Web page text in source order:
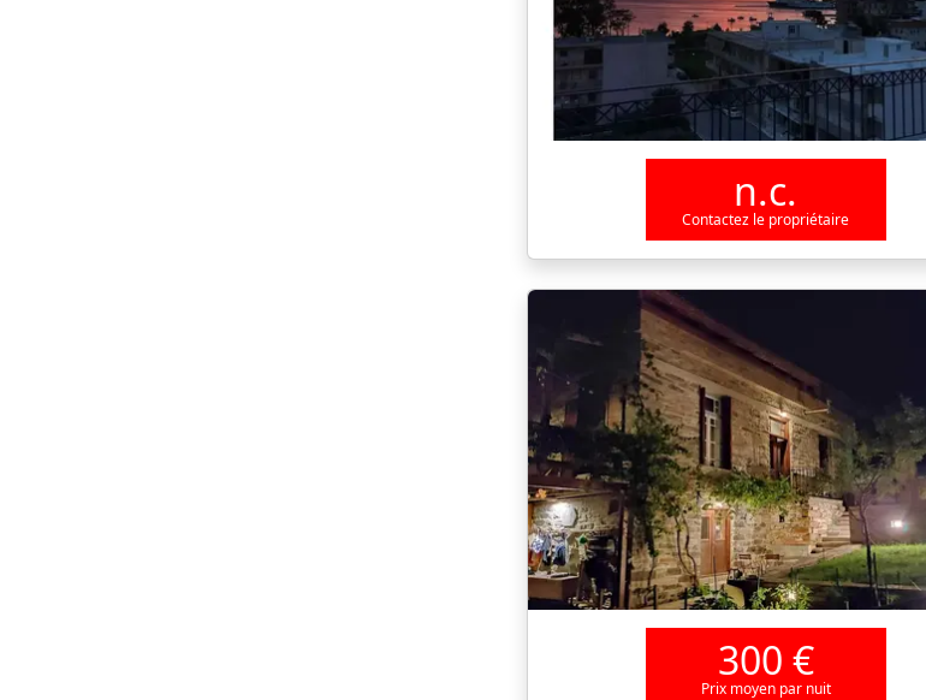
n.c.
Contactez le propriétaire
300 €
Prix moyen par nuit